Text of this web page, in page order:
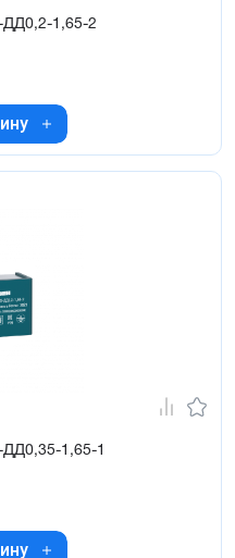
ДД0,2-1,65-2
1,65-1